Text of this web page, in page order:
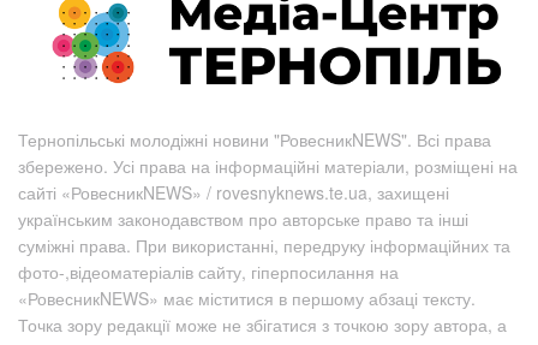
Тернопільські молодіжні новини "РовесникNEWS". Всі права
збережено. Усі права на інформаційні матеріали, розміщені на
сайті «РовесникNEWS» / rovesnyknews.te.ua, захищені
українським законодавством про авторське право та інші
суміжні права. При використанні, передруку інформаційних та
фото-,відеоматеріалів сайту, гіперпосилання на
«РовесникNEWS» має міститися в першому абзаці тексту.
Точка зору редакції може не збігатися з точкою зору автора, а